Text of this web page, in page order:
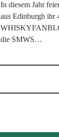
In die­sem Jahr
aus Edin­burgh ihr
die SMWS…